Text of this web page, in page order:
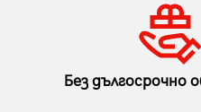
Без дългосрочно